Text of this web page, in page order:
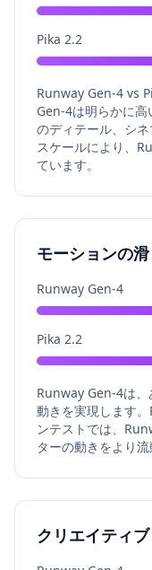
Pika 2.2
Runway Gen-4 vs
Gen-4は明らかに
のディテール、シ
スケールにより、
ています。
モーションの
Runway Gen-4
Pika 2.2
Runway Gen-4は、
動きを実現します
ンテストでは、
ターの動きをより流
クリエイティ